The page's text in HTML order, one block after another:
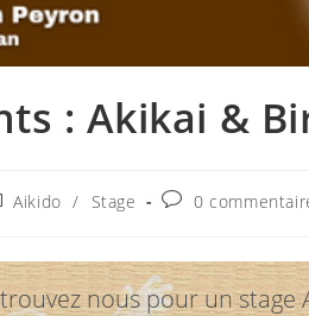
: Akikai &
Aikido / Stage
Commentaires
publication :
0
nous pour un